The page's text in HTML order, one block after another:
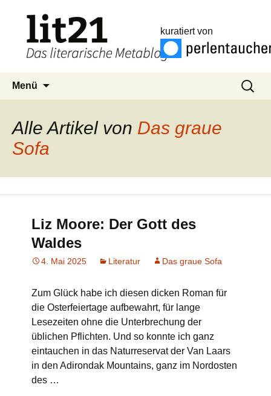
kuratiert von
Menü
Suchen
nach:
Alle Artikel von Das graue
Sofa
Liz Moore: Der Gott des
Waldes
4. Mai 2025 Literatur Das graue Sofa
Zum Glück habe ich diesen dicken Roman für
die Osterfeiertage aufbewahrt, für lange
Lesezeiten ohne die Unterbrechung der
üblichen Pflichten. Und so konnte ich ganz
eintauchen in das Naturreservat der Van Laars
in den Adirondak Mountains, ganz im Nordosten
des …